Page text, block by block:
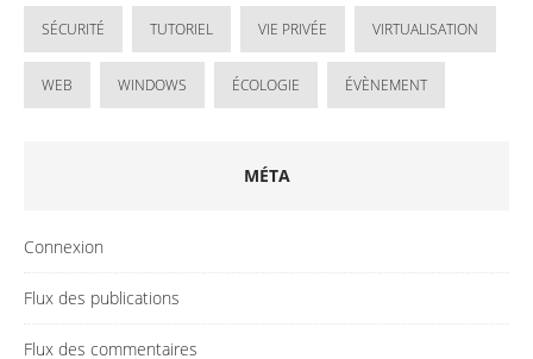
SÉCURITÉ TUTORIEL VIE PRIVÉE VIRTUALISATION
WEB WINDOWS ÉCOLOGIE ÉVÈNEMENT
MÉTA
Connexion
Flux des publications
Flux des commentaires